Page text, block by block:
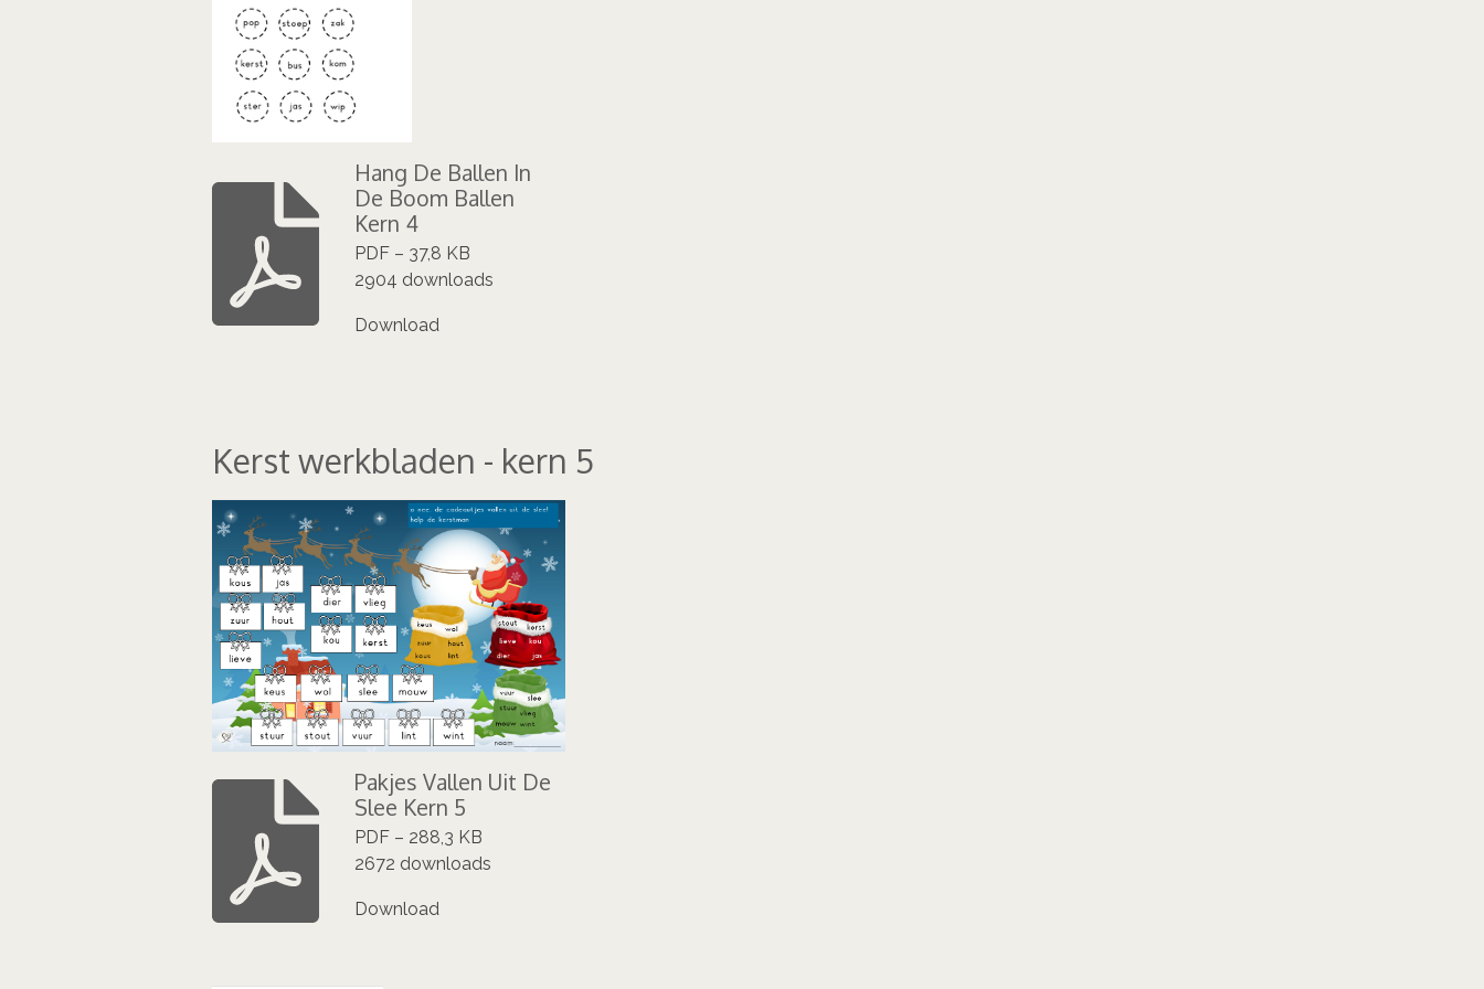
Hang De Ballen In
De Boom Ballen
Kern 4
PDF – 37,8 KB
2904 downloads
Download
Kerst werkbladen - kern 5
Pakjes Vallen Uit De
Slee Kern 5
PDF – 288,3 KB
2672 downloads
Download